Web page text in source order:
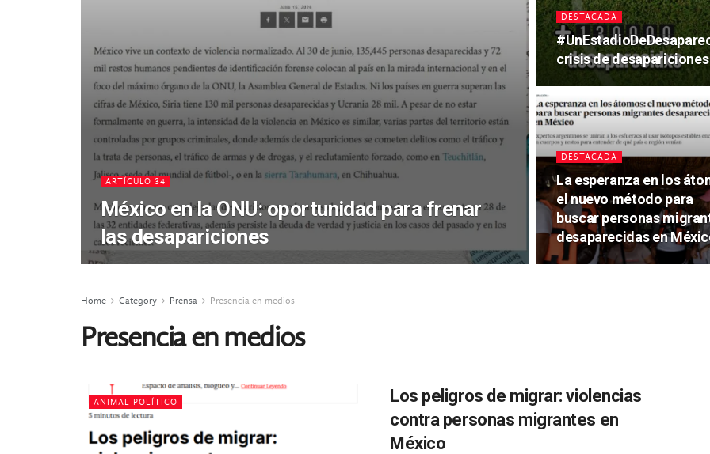
ARTÍCULO 34
México en la ONU: oportunidad para frenar
las desapariciones
DESTACADA
crisis de
DESTACADA
La esperanza en los
el nuevo método para
buscar personas
desaparecidas en
Home Category Prensa Presencia en medios
Presencia en medios
ANIMAL POLÍTICO
Los peligros de migrar: violencias
contra personas migrantes en
México